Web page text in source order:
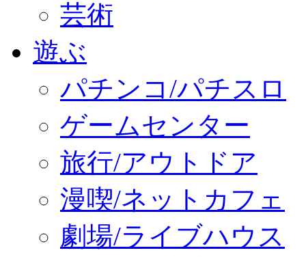
芸術
遊ぶ
パチンコ/パチスロ
ゲームセンター
旅行/アウトドア
漫喫/ネットカフェ
劇場/ライブハウス